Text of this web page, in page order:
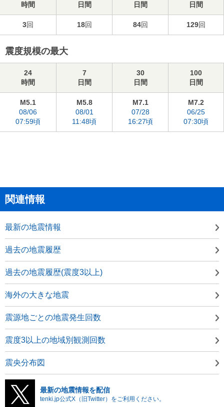
時間
日間
日間
日間
3回 18回 84回 129回
震度規模の最大
24
時間
7
日間
30
日間
100
日間
M5.1
08/06
07:59頃
M5.8
08/01
11:48頃
M7.1
07/28
16:27頃
M7.2
06/25
07:30頃
関連情報
最新の地震情報
過去の地震履歴
過去の地震履歴(震度3以上)
海外の大きな地震
震源地ごとの地震発生回数
震度3以上の地域別観測回数
震央分布図
最新の地震情報を配信
tenki.jp公式X（旧Twitter）をご利用ください。